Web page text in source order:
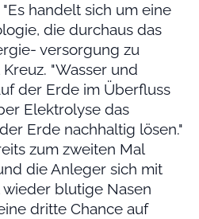
handelt sich um eine
die durchaus das
versorgung zu
"Wasser und
der Erde im Überfluss
Elektrolyse das
Erde nachhaltig lösen."
zum zweiten Mal
die Anleger sich mit
blutige Nasen
dritte Chance auf